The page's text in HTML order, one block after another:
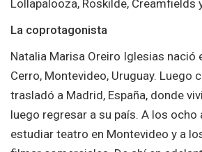
Lollapalooza, Roskilde, Creamfields
La coprotagonista
Natalia Marisa Oreiro Iglesias nació
Cerro, Montevideo, Uruguay. Luego
trasladó a Madrid, España, donde
luego regresar a su país. A los
estudiar teatro en Montevideo y a